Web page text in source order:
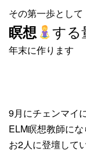
その第一歩として
瞑想 する
年末に作ります
9月にチェンマイ
ELM瞑想教師にな
お2人に登壇して